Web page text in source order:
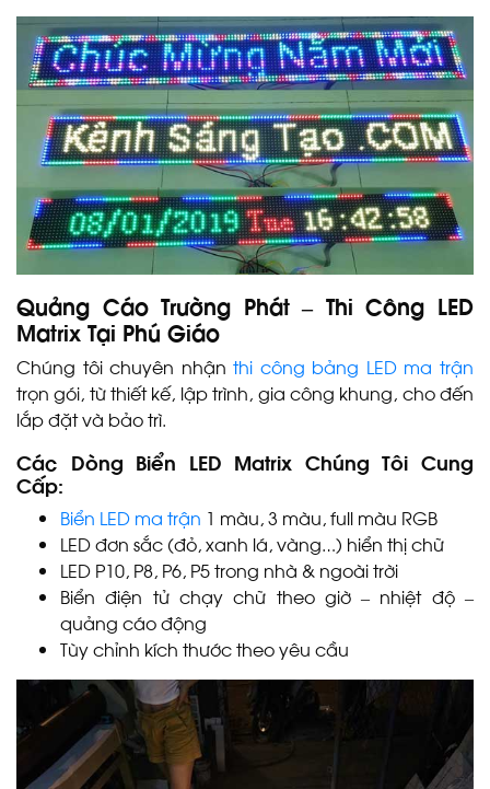
Quảng Cáo Trường Phát – Thi Công LED
Matrix Tại Phú Giáo
Chúng tôi chuyên nhậnthi công bảng LED ma trận
trọn gói, từ thiết kế, lập trình, gia công khung, cho đến
lắp đặt và bảo trì.
Các Dòng Biển LED Matrix Chúng Tôi Cung
Cấp:
Biển LED ma trận 1 màu, 3 màu, full màu RGB
LED đơn sắc (đỏ, xanh lá, vàng…) hiển thị chữ
LED P10, P8, P6, P5 trong nhà & ngoài trời
Biển điện tử chạy chữ theo giờ – nhiệt độ –
quảng cáo động
Tùy chỉnh kích thước theo yêu cầu